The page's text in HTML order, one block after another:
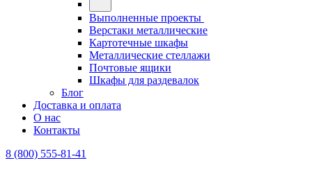
Выполненные проекты
Верстаки металлические
Картотечные шкафы
Металлические стеллажи
Почтовые ящики
Шкафы для раздевалок
Блог
Доставка и оплата
О нас
Контакты
8 (800) 555-81-41